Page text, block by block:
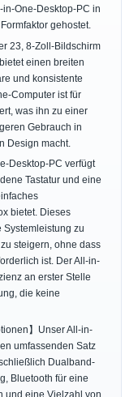
One-Desktop-PC in
gehostet.
23, 8-Zoll-Bildschirm
einen breiten
und konsistente
Computer ist für
was ihn zu einer
Gebrauch in
Design macht.
Desktop-PC verfügt
Tastatur und eine
bietet. Dieses
Systemleistung zu
steigern, ohne dass
ist. Der All-in-
an erster Stelle
die keine
】Unser All-in-
umfassenden Satz
Dualband-
Bluetooth für eine
und eine Vielzahl von